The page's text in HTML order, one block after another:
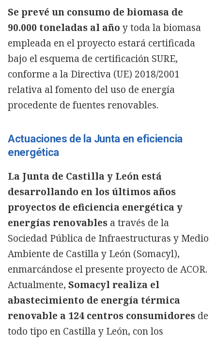
Se prevé un consumo de biomasa de
90.000 toneladas al año y toda la biomasa
empleada en el proyecto estará certificada
bajo el esquema de certificación SURE,
conforme a la Directiva (UE) 2018/2001
relativa al fomento del uso de energía
procedente de fuentes renovables.
Actuaciones de la Junta en eficiencia
energética
La Junta de Castilla y León está
desarrollando en los últimos años
proyectos de eficiencia energética y
energías renovables a través de la
Sociedad Pública de Infraestructuras y Medio
Ambiente de Castilla y León (Somacyl),
enmarcándose el presente proyecto de ACOR.
Actualmente, Somacyl realiza el
abastecimiento de energía térmica
renovable a 124 centros consumidores de
todo tipo en Castilla y León, con los